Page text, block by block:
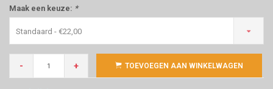
Maak een keuze: *
Standaard - €22,00
- + TOEVOEGEN AAN WINKELWAGEN